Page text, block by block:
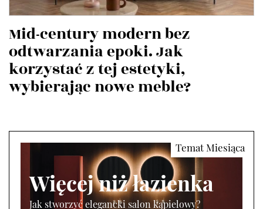
Mid-century modern bez
odtwarzania epoki. Jak
korzystać z tej estetyki,
wybierając nowe meble?
Więcej niż łazienka
Jak stworzyć elegancki salon kąpielowy?